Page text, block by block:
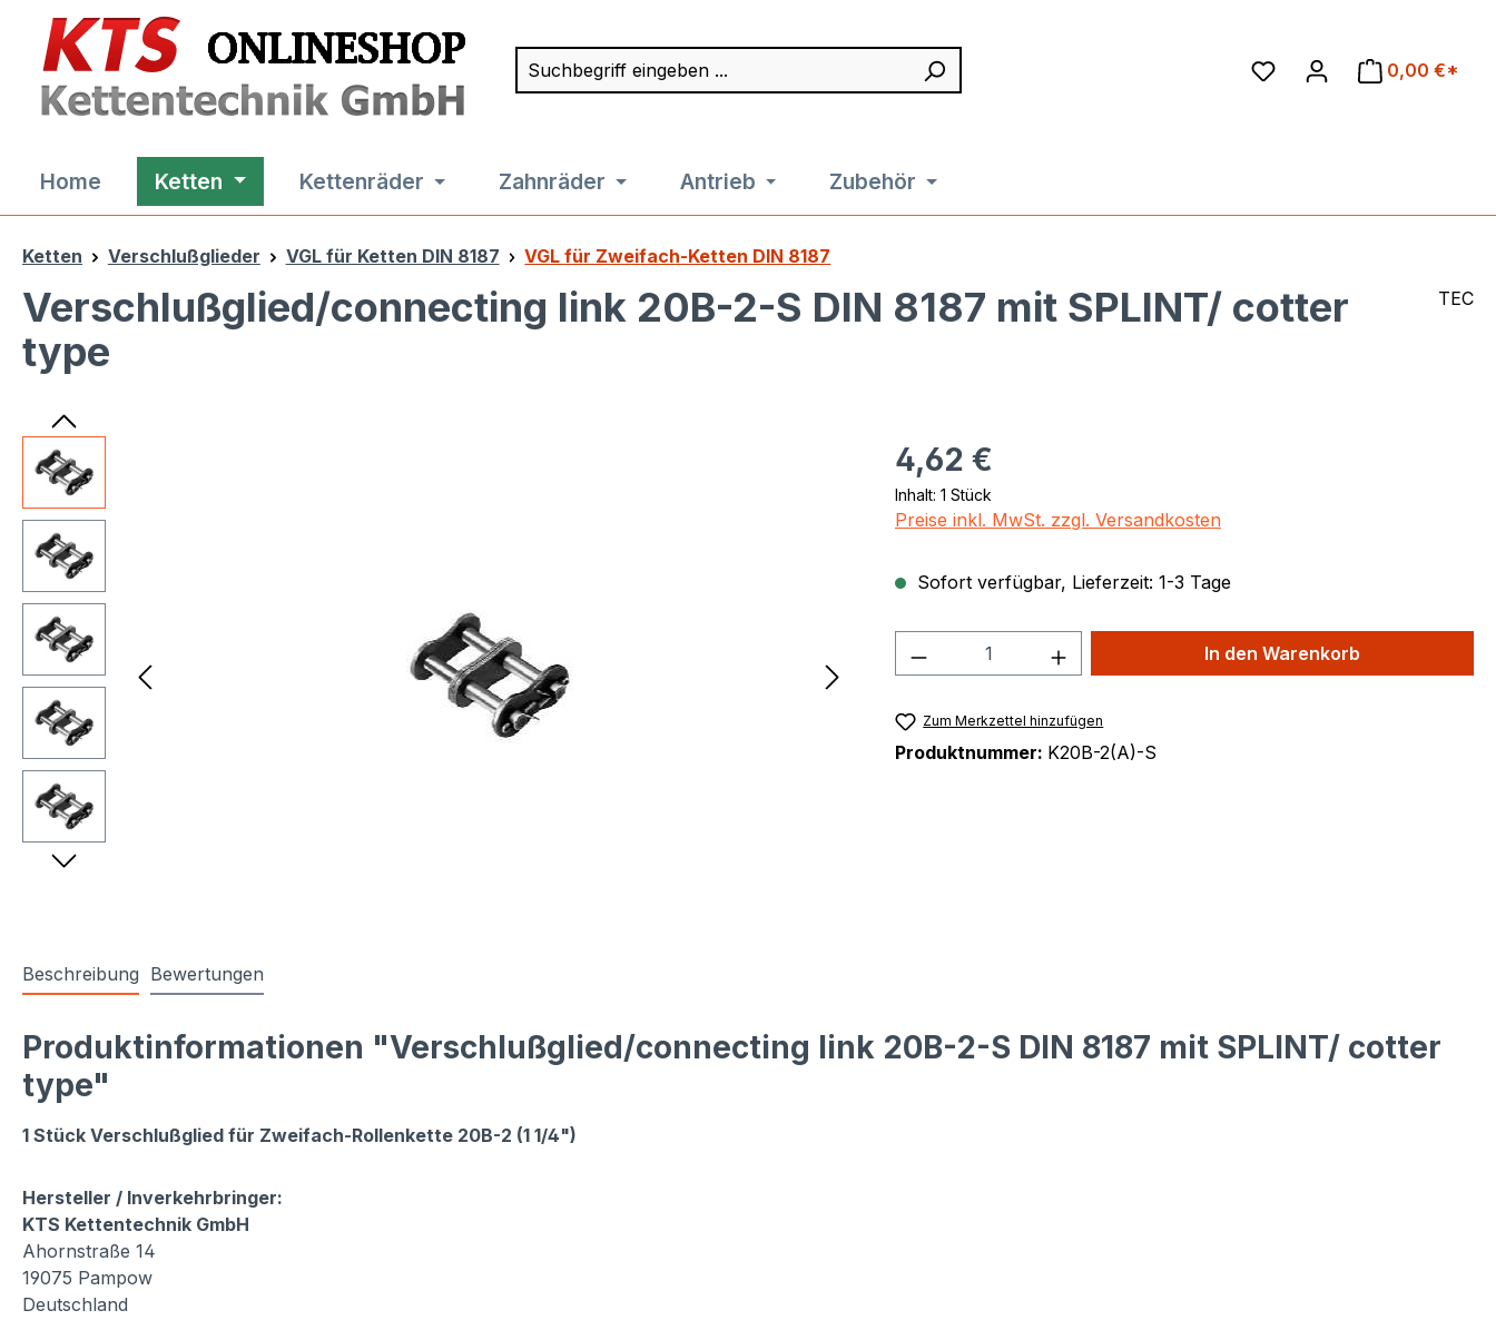
Hauptinhalt springen
Zur Suche springen
Zur Hauptnavigation springen
Suchbegriff eingeben ...
0,00 €*
Home Ketten Kettenräder Zahnräder Antrieb Zubehör
Ketten Verschlußglieder VGL für Ketten DIN 8187 VGL für Zweifach-Ketten DIN 8187
Verschlußglied/connecting link 20B-2-S DIN 8187 mit SPLINT/ cotter
type
TEC
Bildergalerie überspringen Regulärer Preis:
4,62 €
Inhalt: 1 Stück
Preise inkl. MwSt. zzgl. Versandkosten
Sofort verfügbar, Lieferzeit: 1-3 Tage
Produkt Anzahl: Gib den gewünschten Wert
In den Warenkorb
Zum Merkzettel hinzufügen
Produktnummer: K20B-2(A)-S
Beschreibung Bewertungen
Produktinformationen "Verschlußglied/connecting link 20B-2-S DIN 8187 mit SPLINT/ cotter
type"
1 Stück Verschlußglied für Zweifach-Rollenkette 20B-2 (1 1/4")
Hersteller / Inverkehrbringer:
KTS Kettentechnik GmbH
Ahornstraße 14
19075 Pampow
Deutschland